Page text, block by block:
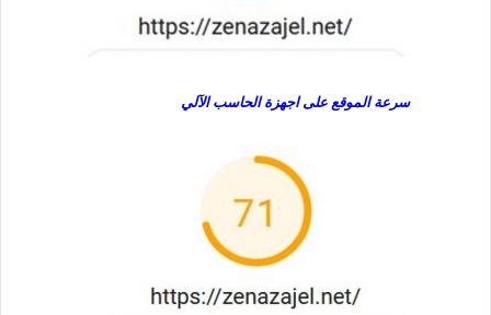
سرعة الموقع على اجهزة الحاسب الآلي